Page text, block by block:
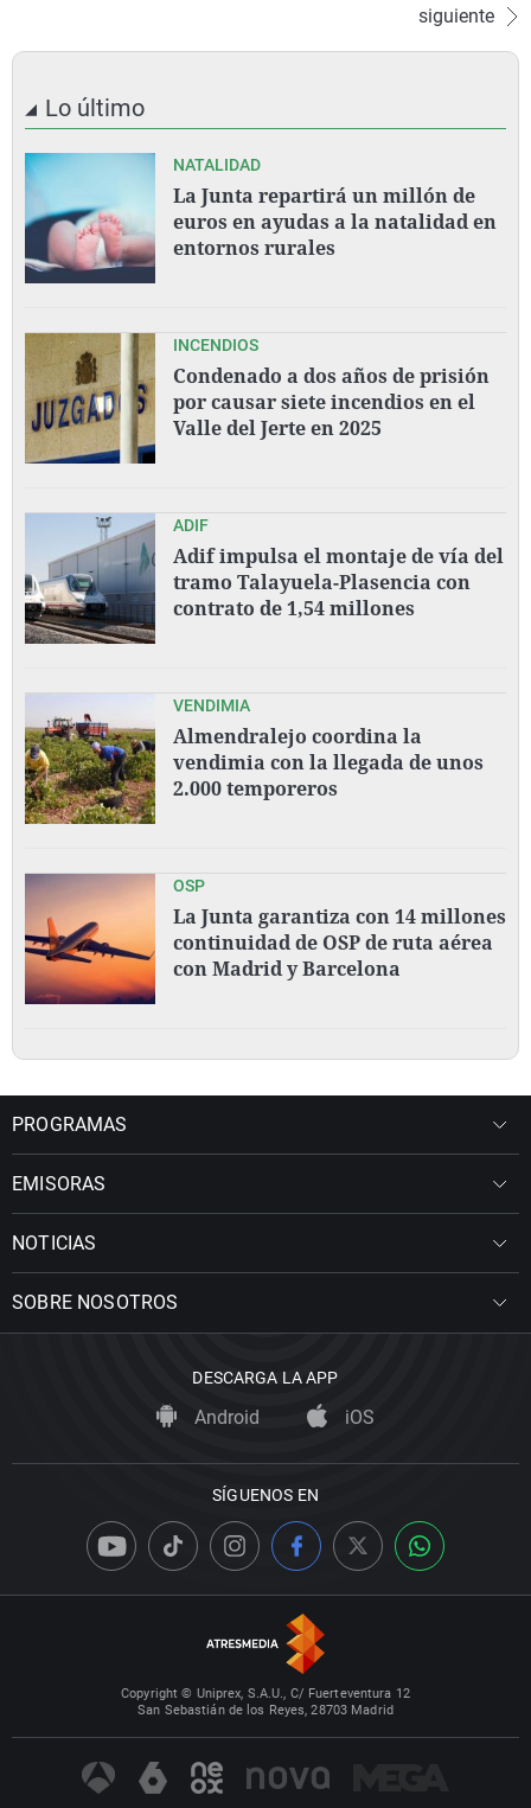
siguiente
Lo último
NATALIDAD
La Junta repartirá un millón de
euros en ayudas a la natalidad en
entornos rurales
INCENDIOS
Condenado a dos años de prisión
por causar siete incendios en el
Valle del Jerte en 2025
ADIF
Adif impulsa el montaje de vía del
tramo Talayuela-Plasencia con
contrato de 1,54 millones
VENDIMIA
Almendralejo coordina la
vendimia con la llegada de unos
2.000 temporeros
OSP
La Junta garantiza con 14 millones
continuidad de OSP de ruta aérea
con Madrid y Barcelona
PROGRAMAS
EMISORAS
NOTICIAS
SOBRE NOSOTROS
DESCARGA LA APP
Android iOS
SÍGUENOS EN
Copyright © Uniprex, S.A.U., C/ Fuerteventura 12
San Sebastián de los Reyes, 28703 Madrid